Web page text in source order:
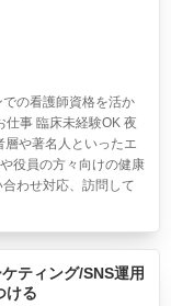
の看護師資格を活か
仕事 臨床未経験OK 夜
や著名人といったエ
役員の方々向けの健康
わせ対応、訪問して
ティング/SNS運用
ける